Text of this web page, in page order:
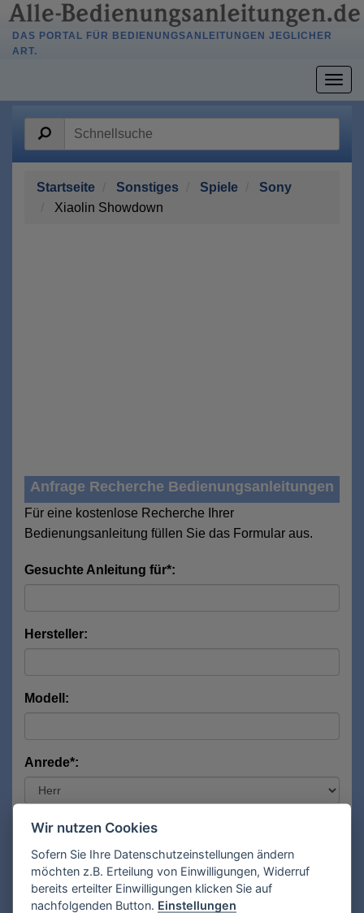
DAS PORTAL FÜR BEDIENUNGSANLEITUNGEN JEGLICHER
ART.
Startseite Sonstiges Spiele
Sony
Xiaolin Showdown
Anfrage Recherche Bedienungsanleitungen
Für eine kostenlose Recherche Ihrer
Bedienungsanleitung füllen Sie das Formular aus.
Gesuchte Anleitung für*:
Hersteller:
Modell:
Anrede*:
Vorname*:
Nachname*:
Wir nutzen Cookies
Sofern Sie Ihre Datenschutzeinstellungen ändern
möchten z.B. Erteilung von Einwilligungen, Widerruf
bereits erteilter Einwilligungen klicken Sie auf
nachfolgenden Button. Einstellungen